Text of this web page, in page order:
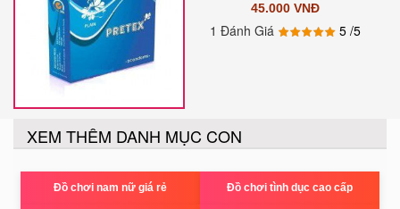
45.000 VNĐ
1 Đánh Giá 5/5
XEM THÊM DANH MỤC CON
Đồ chơi nam nữ giá rẻ Đồ chơi tình dục cao cấp